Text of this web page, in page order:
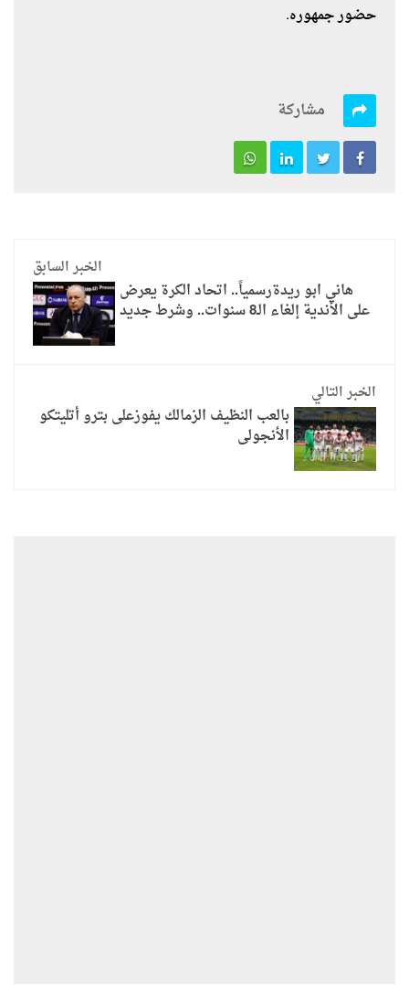
حضور جمهوره.
مشاركة
الخبر السابق
هاني ابو ريدةرسمياً.. اتحاد الكرة يعرض
على الأندية إلغاء الـ8 سنوات.. وشرط جديد
الخبر التالي
بالعب النظيف الزمالك يفوزعلى بترو أتليتكو
الأنجولى